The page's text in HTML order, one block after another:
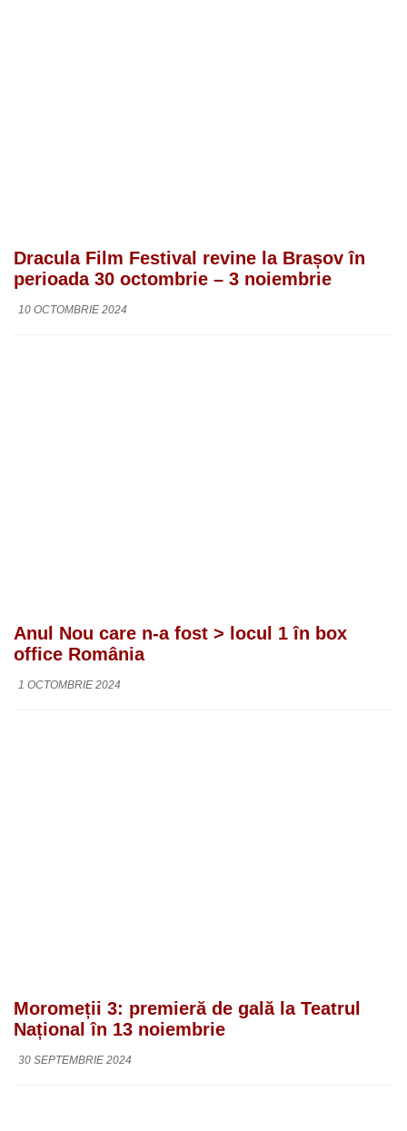
Dracula Film Festival revine la Brașov în
perioada 30 octombrie – 3 noiembrie
10 OCTOMBRIE 2024
Anul Nou care n-a fost > locul 1 în box
office România
1 OCTOMBRIE 2024
Moromeții 3: premieră de gală la Teatrul
Național în 13 noiembrie
30 SEPTEMBRIE 2024